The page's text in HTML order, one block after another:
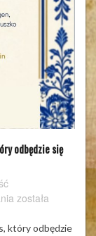
odbędzie się
Zapraszamy
koncert
została
który odbędzie